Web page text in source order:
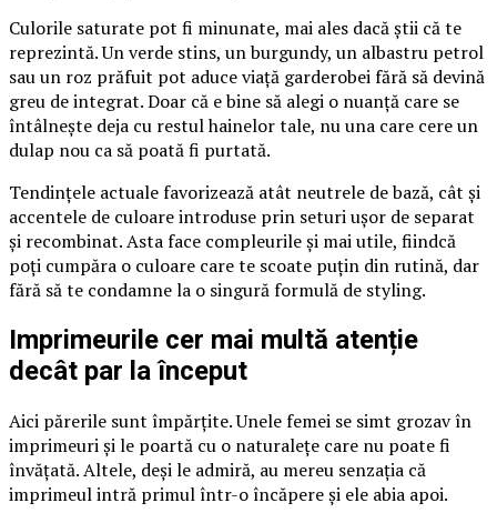
Culorile saturate pot fi minunate, mai ales dacă știi că te
reprezintă. Un verde stins, un burgundy, un albastru petrol
sau un roz prăfuit pot aduce viață garderobei fără să devină
greu de integrat. Doar că e bine să alegi o nuanță care se
întâlnește deja cu restul hainelor tale, nu una care cere un
dulap nou ca să poată fi purtată.
Tendințele actuale favorizează atât neutrele de bază, cât și
accentele de culoare introduse prin seturi ușor de separat
și recombinat. Asta face compleurile și mai utile, fiindcă
poți cumpăra o culoare care te scoate puțin din rutină, dar
fără să te condamne la o singură formulă de styling.
Imprimeurile cer mai multă atenție
decât par la început
Aici părerile sunt împărțite. Unele femei se simt grozav în
imprimeuri și le poartă cu o naturalețe care nu poate fi
învățată. Altele, deși le admiră, au mereu senzația că
imprimeul intră primul într-o încăpere și ele abia apoi.